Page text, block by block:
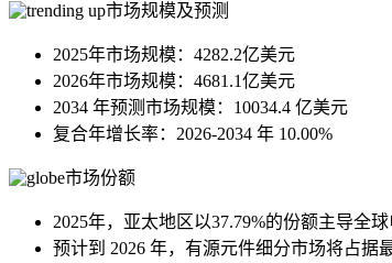
市场规模及预测
2025年市场规模：4282.2亿美元
2026年市场规模：4681.1亿美元
2034 年预测市场规模：10034.4 亿美元
复合年增长率：2026-2034 年 10.00%
市场份额
2025年，亚太地区以37.79%的份额主导全球
预计到 2026 年，有源元件细分市场将占据